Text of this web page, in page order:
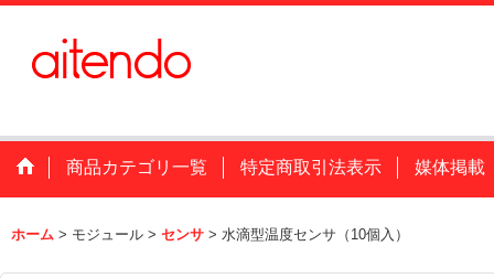
商品カテゴリ一覧 特定商取引法表示 媒体掲載
ホーム > モジュール > センサ > 水滴型温度センサ（10個入）